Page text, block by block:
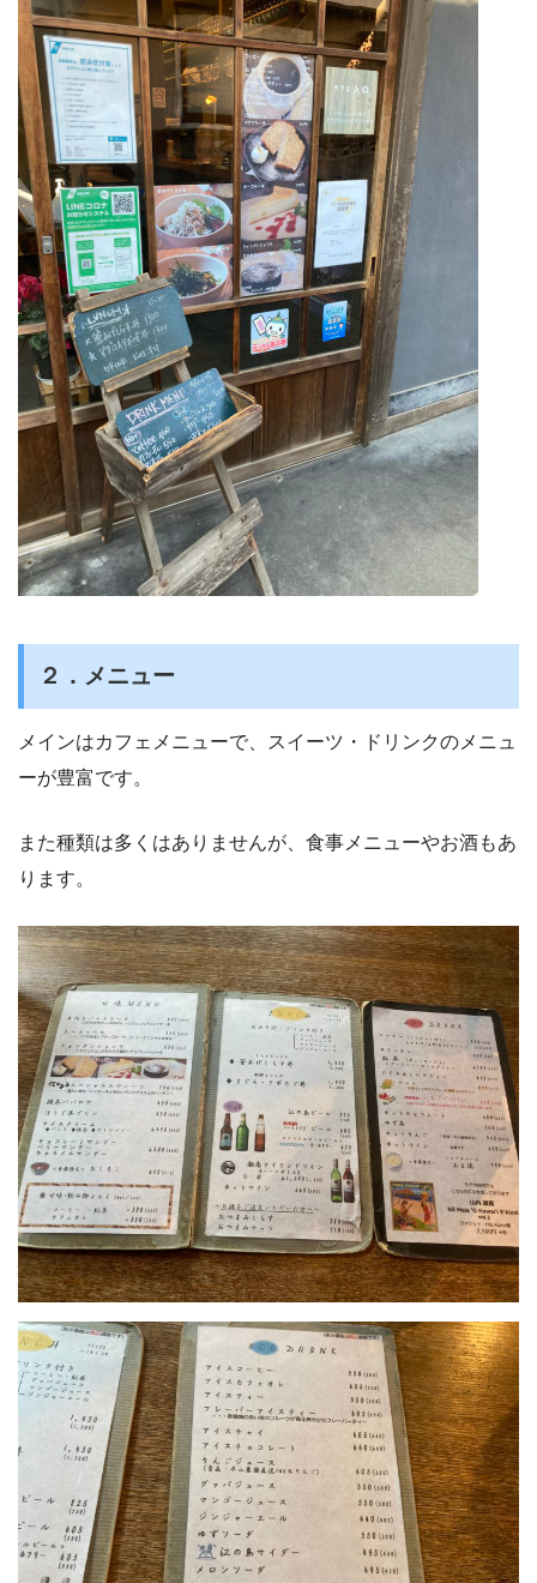
２．メニュー
メインはカフェメニューで、スイーツ・ドリンクのメニュ
ーが豊富です。
また種類は多くはありませんが、食事メニューやお酒もあ
ります。